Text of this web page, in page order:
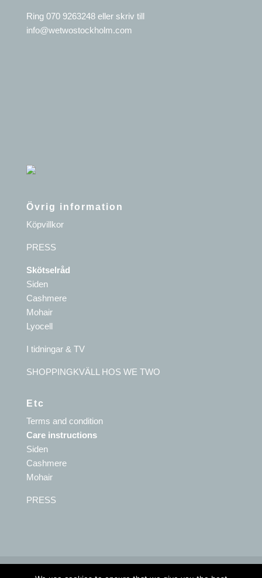
Ring 070 9263248 eller skriv till
info@wetwostockholm.com
Övrig information
Köpvillkor
PRESS
Skötselråd
Siden
Cashmere
Mohair
Lyocell
I tidningar & TV
SHOPPINGKVÄLL HOS WE TWO
Etc
Terms and condition
Care instructions
Siden
Cashmere
Mohair
PRESS